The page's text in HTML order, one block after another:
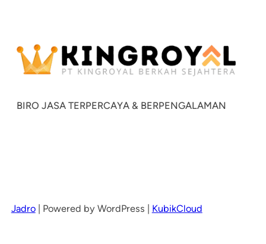
BIRO JASA TERPERCAYA & BERPENGALAMAN
Jadro Powered by WordPress | KubikCloud